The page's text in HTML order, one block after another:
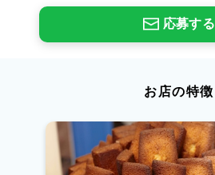
応募する
お店の特徴